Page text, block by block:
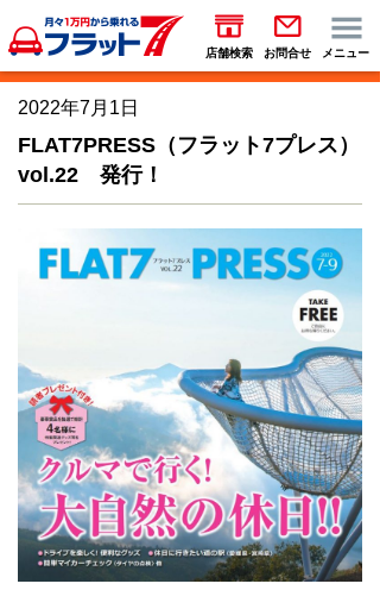
店舗検索 お問合せ メニュー
2022年7月1日
FLAT7PRESS（フラット7プレス）
vol.22 発行！